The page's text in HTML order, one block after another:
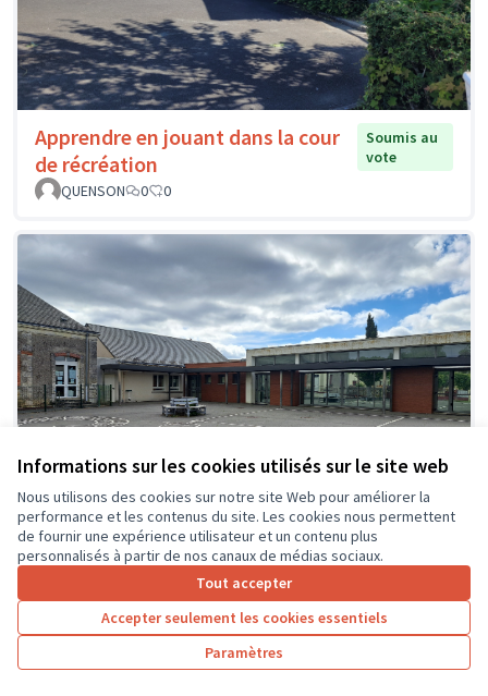
Informations sur les cookies utilisés sur le site web
Nous utilisons des cookies sur notre site Web pour améliorer la
performance et les contenus du site. Les cookies nous permettent
de fournir une expérience utilisateur et un contenu plus
personnalisés à partir de nos canaux de médias sociaux.
Tout accepter
Accepter seulement les cookies essentiels
Paramètres
Apprendre en jouant dans la cour
de récréation
Soumis au
vote
QUENSON
0 0
Création d'espaces ombragés et
zones de jeux détentes dans la cour
Soumis